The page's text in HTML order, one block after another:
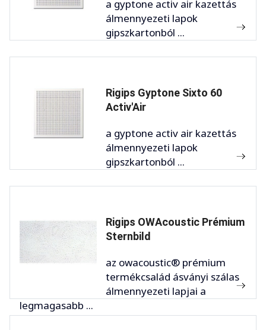
a gyptone activ air kazettás
álmennyezeti lapok
gipszkartonból ...
Rigips Gyptone Sixto 60
Activ'Air
a gyptone activ air kazettás
álmennyezeti lapok
gipszkartonból ...
Rigips OWAcoustic Prémium
Sternbild
az owacoustic® prémium
termékcsalád ásványi szálas
álmennyezeti lapjai a
legmagasabb ...